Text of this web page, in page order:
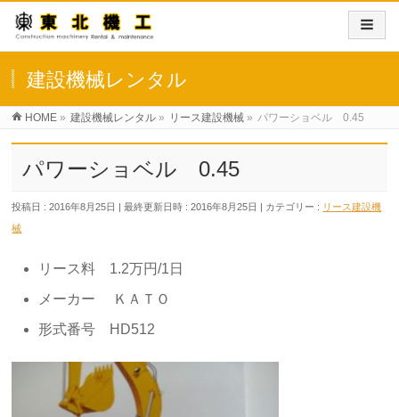
建設機械レンタル
HOME » 建設機械レンタル » リース建設機械 » パワーショベル 0.45
パワーショベル 0.45
投稿日 : 2016年8月25日 最終更新日時 : 2016年8月25日 カテゴリー : リース建設機
械
リース料 1.2万円/1日
メーカー ＫＡＴＯ
形式番号 HD512